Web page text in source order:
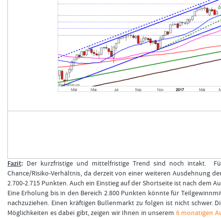
Fazit: Der kurzfristige und mittelfristige Trend sind noch intakt.
Chance/Risiko-Verhältnis, da derzeit von einer weiteren Ausdehnung
2.700-2.715 Punkten. Auch ein Einstieg auf der Shortseite ist nach dem
Eine Erholung bis in den Bereich 2.800 Punkten könnte für
nachzuziehen. Einen kräftigen Bullenmarkt zu folgen ist nicht schwer.
Möglichkeiten es dabei gibt, zeigen wir Ihnen in unserem 6 monatigen